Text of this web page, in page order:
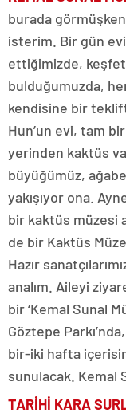
burada
isterim. Bir gün
ettiğimizde,
bulduğumuzda,
kendisine bir
Hun’un evi, tam
yerinden kaktüs
büyüğümüz,
yakışıyor ona.
bir kaktüs müzesi
de bir Kaktüs
Hazır
analım. Aileyi
bir ‘Kemal Sunal
Göztepe
bir-iki hafta
sunulacak. Kemal
TARİHİ KARA